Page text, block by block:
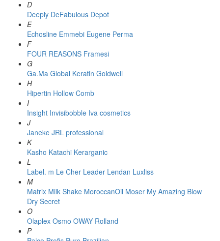
D
Deeply DeFabulous Depot
E
Echosline Emmebi Eugene Perma
F
FOUR REASONS Framesi
G
Ga.Ma Global Keratin Goldwell
H
Hipertin Hollow Comb
I
Insight Invisibobble Iva cosmetics
J
Janeke JRL professional
K
Kasho Katachi Kerarganic
L
Label. m Le Cher Leader Lendan Luxliss
M
Matrix Milk Shake MoroccanOil Moser My Amazing Blow
Dry Secret
O
Olaplex Osmo OWAY Rolland
P